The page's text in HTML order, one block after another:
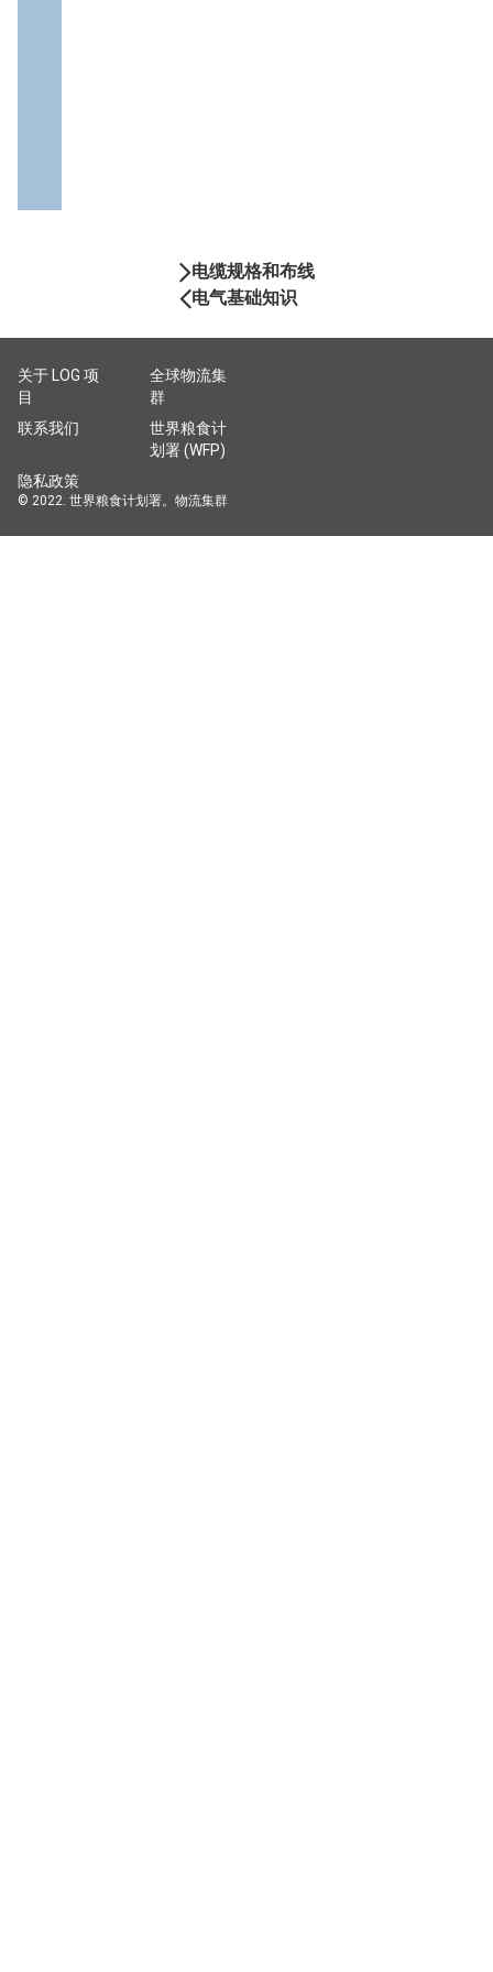
Book
Navigation
电气基础知识
电缆规格和布线
关于 LOG 项
目
全球物流集
群
联系我们
世界粮食计
划署 (WFP)
隐私政策
© 2022. 世界粮食计划署。物流集群